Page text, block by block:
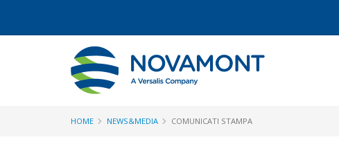
HOME NEWS&MEDIA COMUNICATI STAMPA